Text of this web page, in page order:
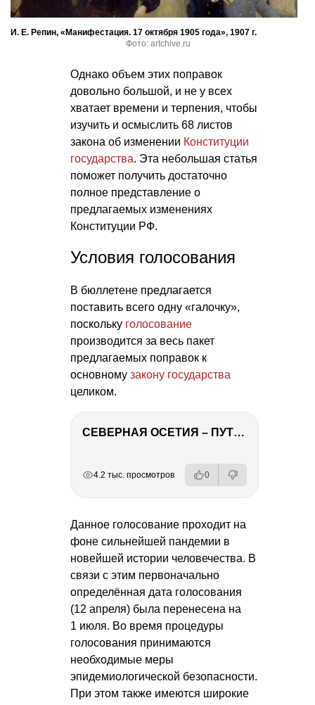
И. Е. Репин, «Манифестация. 17 октября 1905 года», 1907 г.
Фото: artchive.ru
Однако объем этих поправок
довольно большой, и не у всех
хватает времени и терпения, чтобы
изучить и осмыслить 68 листов
закона об изменении Конституции
государства. Эта небольшая статья
поможет получить достаточно
полное представление о
предлагаемых изменениях
Конституции РФ.
Условия голосования
В бюллетене предлагается
поставить всего одну «галочку»,
поскольку голосование
производится за весь пакет
предлагаемых поправок к
основному закону государства
целиком.
СЕВЕРНАЯ ОСЕТИЯ – ПУТЕШЕСТВИЕ НА КАВКАЗ часть 4
4.2 тыс. просмотров 0
Данное голосование проходит на
фоне сильнейшей пандемии в
новейшей истории человечества. В
связи с этим первоначально
определённая дата голосования
(12 апреля) была перенесена на
1 июля. Во время процедуры
голосования принимаются
необходимые меры
эпидемиологической безопасности.
При этом также имеются широкие